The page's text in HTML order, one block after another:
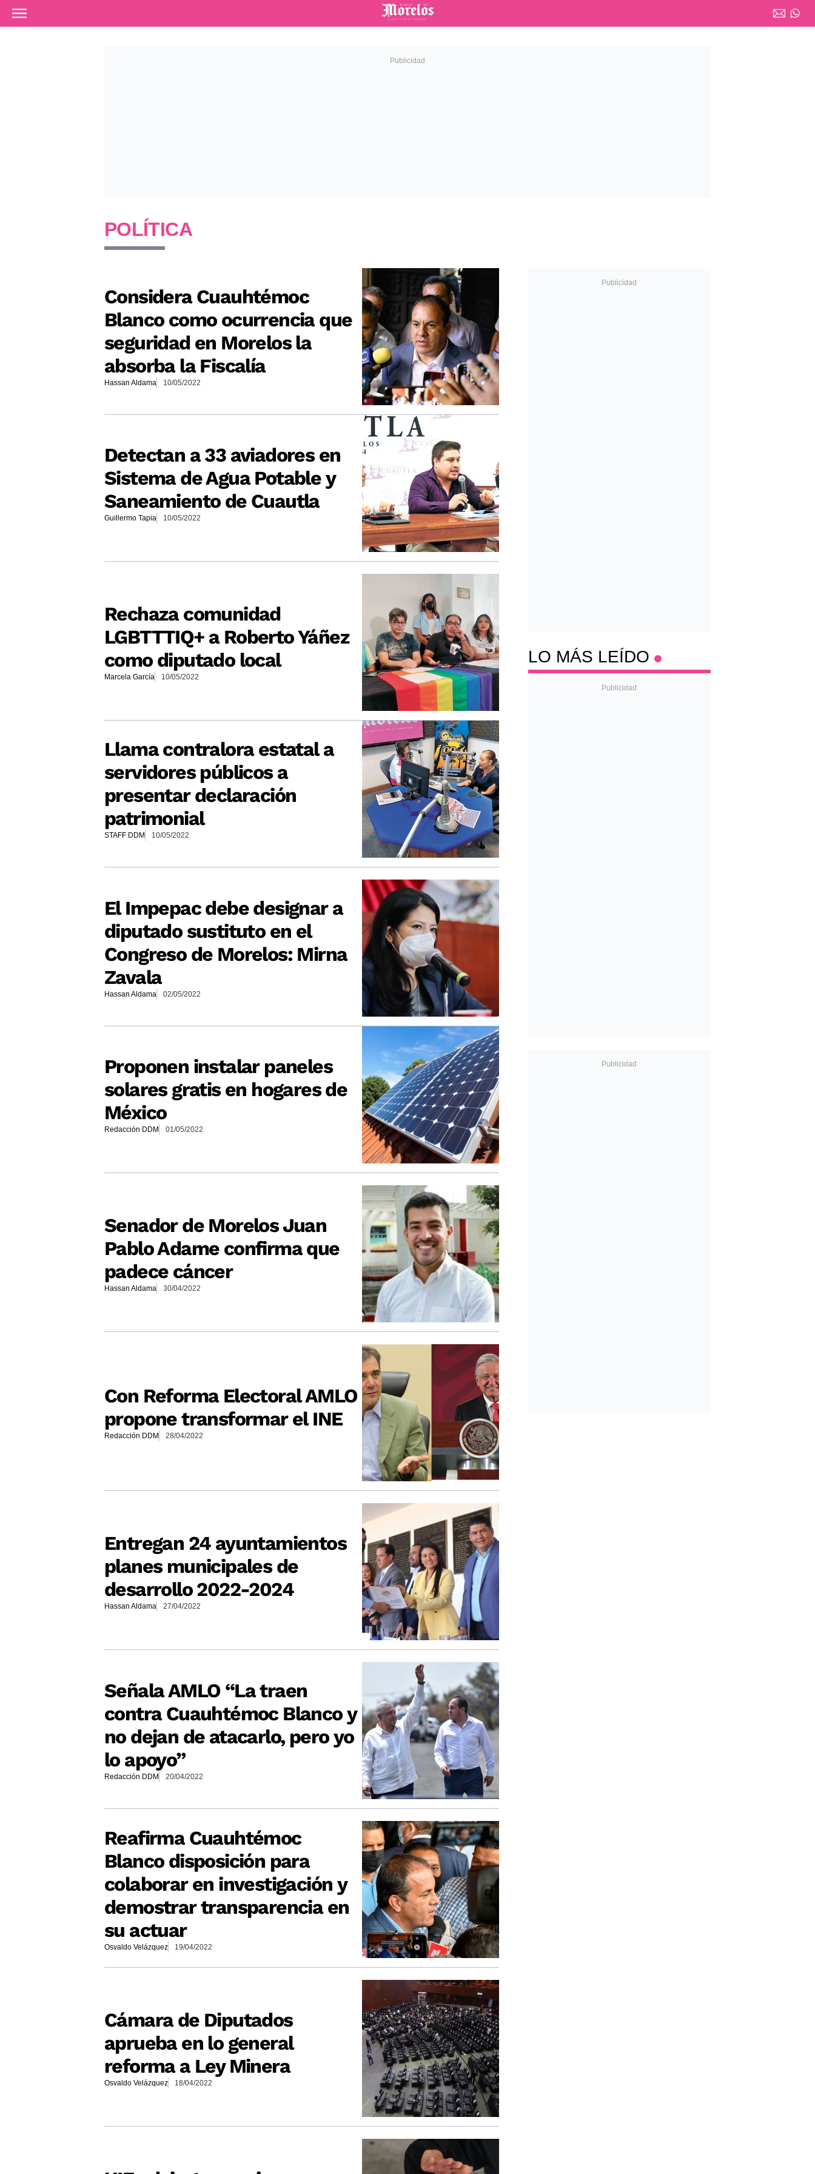
Ir al contenido principal
Diario de Morelos
POLÍTICA
Considera Cuauhtémoc
Blanco como ocurrencia que
seguridad en Morelos la
absorba la Fiscalía
Hassan Aldama 10/05/2022
Detectan a 33 aviadores en
Sistema de Agua Potable y
Saneamiento de Cuautla
Guillermo Tapia 10/05/2022
Rechaza comunidad
LGBTTTIQ+ a Roberto Yáñez
como diputado local
Marcela García 10/05/2022
Llama contralora estatal a
servidores públicos a
presentar declaración
patrimonial
STAFF DDM 10/05/2022
El Impepac debe designar a
diputado sustituto en el
Congreso de Morelos: Mirna
Zavala
Hassan Aldama 02/05/2022
Proponen instalar paneles
solares gratis en hogares de
México
Redacción DDM 01/05/2022
Senador de Morelos Juan
Pablo Adame confirma que
padece cáncer
Hassan Aldama 30/04/2022
Con Reforma Electoral AMLO
propone transformar el INE
Redacción DDM 28/04/2022
Entregan 24 ayuntamientos
planes municipales de
desarrollo 2022-2024
Hassan Aldama 27/04/2022
Señala AMLO “La traen
contra Cuauhtémoc Blanco y
no dejan de atacarlo, pero yo
lo apoyo”
Redacción DDM 20/04/2022
Reafirma Cuauhtémoc
Blanco disposición para
colaborar en investigación y
demostrar transparencia en
su actuar
Osvaldo Velázquez 19/04/2022
Cámara de Diputados
aprueba en lo general
reforma a Ley Minera
Osvaldo Velázquez 18/04/2022
LO MÁS LEÍDO